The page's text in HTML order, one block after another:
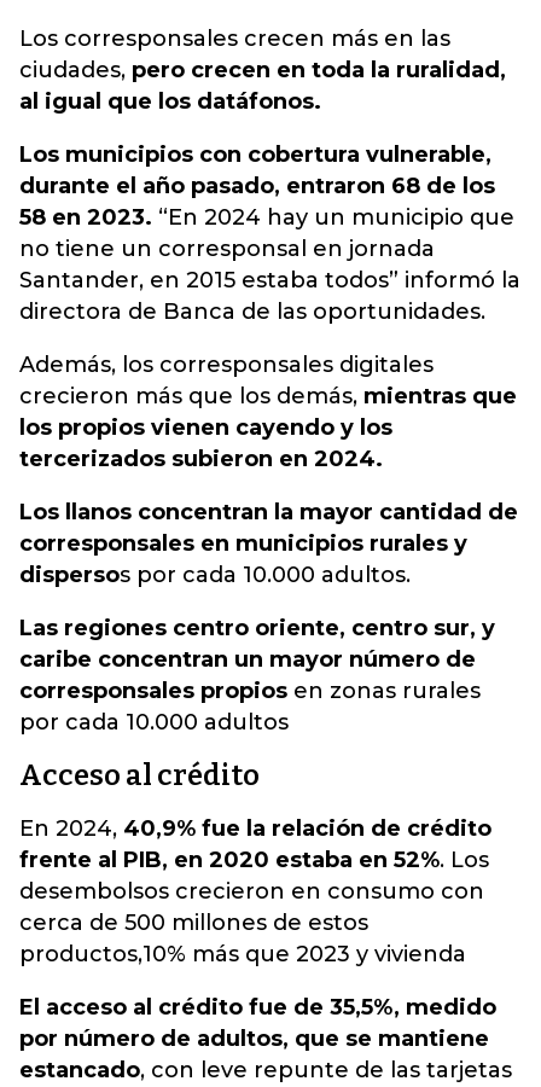
Los corresponsales crecen más en las
ciudades, pero crecen en toda la ruralidad,
al igual que los datáfonos.
Los municipios con cobertura vulnerable,
durante el año pasado, entraron 68 de los
58 en 2023. “En 2024 hay un municipio que
no tiene un corresponsal en jornada
Santander, en 2015 estaba todos” informó la
directora de Banca de las oportunidades.
Además, los corresponsales digitales
crecieron más que los demás, mientras que
los propios vienen cayendo y los
tercerizados subieron en 2024.
Los llanos concentran la mayor cantidad de
corresponsales en municipios rurales y
dispersos por cada 10.000 adultos.
Las regiones centro oriente, centro sur, y
caribe concentran un mayor número de
corresponsales propios en zonas rurales
por cada 10.000 adultos
Acceso al crédito
En 2024, 40,9% fue la relación de crédito
frente al PIB, en 2020 estaba en 52%. Los
desembolsos crecieron en consumo con
cerca de 500 millones de estos
productos,10% más que 2023 y vivienda
El acceso al crédito fue de 35,5%, medido
por número de adultos, que se mantiene
estancado, con leve repunte de las tarjetas